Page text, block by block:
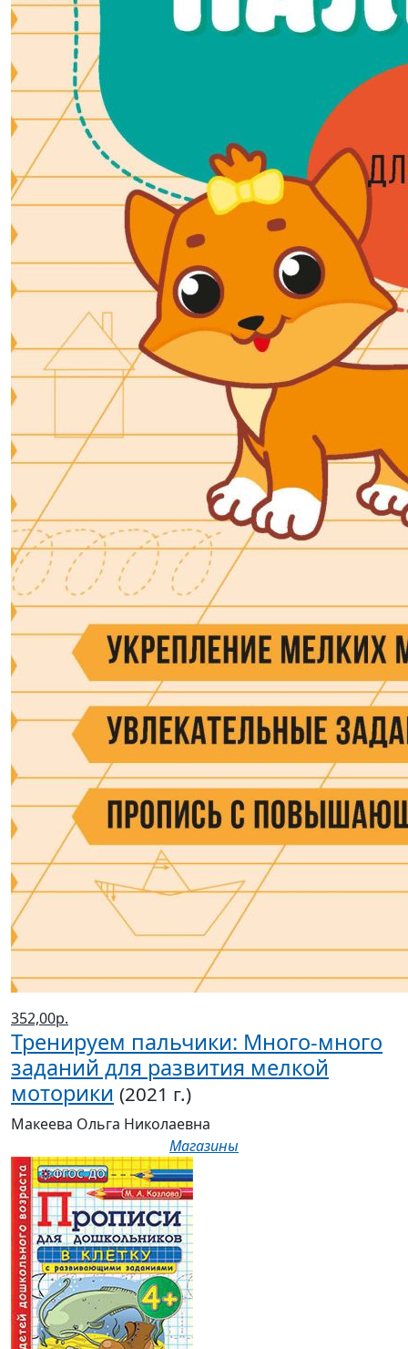
352,00р.
Тренируем пальчики: Много-много
заданий для развития мелкой
моторики (2021 г.)
Макеева Ольга Николаевна
Магазины